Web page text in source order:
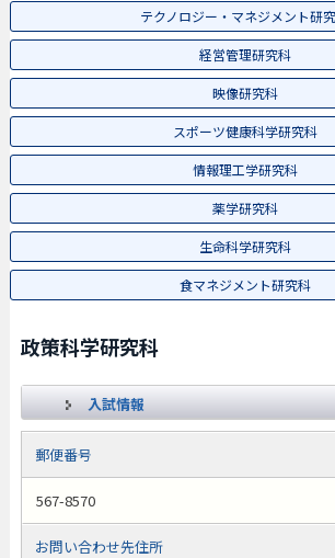
テクノロジー・マネジメント研
経営管理研究科
映像研究科
スポーツ健康科学研究科
情報理工学研究科
薬学研究科
生命科学研究科
食マネジメント研究科
政策科学研究科
入試情報
郵便番号
567-8570
お問い合わせ先住所